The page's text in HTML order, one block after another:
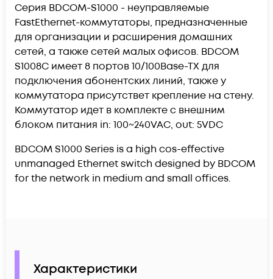
Серия BDCOM-S1000 - неуправляемые
FastEthernet-коммутаторы, предназначенные
для организации и расширения домашних
сетей, а также сетей малых офисов. BDCOM
S1008C имеет 8 портов 10/100Base-TX для
подключения абонентских линий, также у
коммутатора присутствет крепление на стену.
Коммутатор идет в комплекте с внешним
блоком питания in: 100~240VAC, out: 5VDC
BDCOM S1000 Series is a high cos-effective
unmanaged Ethernet switch designed by BDCOM
for the network in medium and small offices.
Характеристики